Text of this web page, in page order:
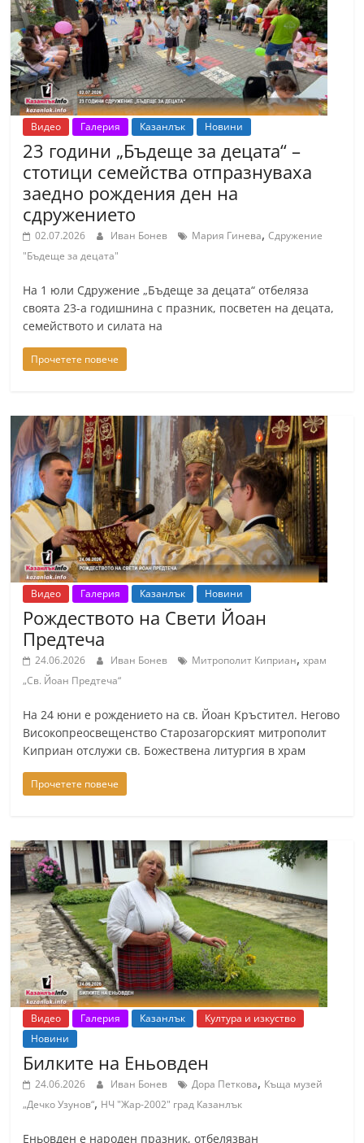
l
e
y
-
k
a
z
a
n
k
.
o
Видео Галерия Казанлък Новини
23 години „Бъдеще за децата“ –
стотици семейства отпразнуваха
заедно рождения ден на
сдружението
02.07.2026 Иван Бонев Мария Гинева,Сдружение
"Бъдеще за децата"
На 1 юли Сдружение „Бъдеще за децата“ отбеляза
своята 23-а годишнина с празник, посветен на децата,
семейството и силата на
Прочетете повече
Видео Галерия Казанлък Новини
Рождеството на Свети Йоан
Предтеча
24.06.2026 Иван Бонев Митрополит Киприан,храм
„Св. Йоан Предтеча“
На 24 юни е рождението на св. Йоан Кръстител. Негово
Високопреосвещенство Старозагорският митрополит
Киприан отслужи св. Божествена литургия в храм
Прочетете повече
Видео Галерия Казанлък
Култура и изкуство
Новини
Билките на Еньовден
24.06.2026 Иван Бонев Дора Петкова, Къща музей
„Дечко Узунов“, НЧ "Жар-2002" град Казанлък
Еньовден е народен празник, отбелязван